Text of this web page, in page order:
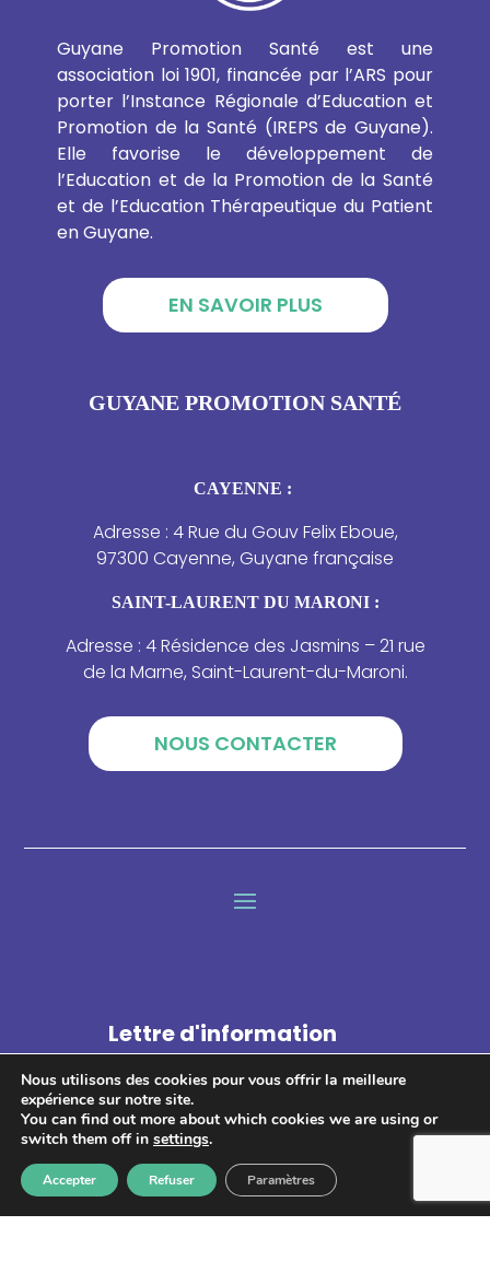
Guyane Promotion Santé est une
association loi 1901, financée par l’ARS pour
porter l’Instance Régionale d’Education et
Promotion de la Santé (IREPS de Guyane).
Elle favorise le développement de
l’Education et de la Promotion de la Santé
et de l’Education Thérapeutique du Patient
en Guyane.
EN SAVOIR PLUS
GUYANE PROMOTION SANTÉ
CAYENNE :
Adresse : 4 Rue du Gouv Felix Eboue,
97300 Cayenne, Guyane française
SAINT-LAURENT DU MARONI :
Adresse : 4 Résidence des Jasmins – 21 rue
de la Marne, Saint-Laurent-du-Maroni.
NOUS CONTACTER
Lettre d'information
S'abonner
Les informations recueillies à partir de ce formulaire sont
Nous utilisons des cookies pour vous offrir la meilleure
expérience sur notre site.
You can find out more about which cookies we are using or
switch them off in settings.
Accepter Refuser Paramètres